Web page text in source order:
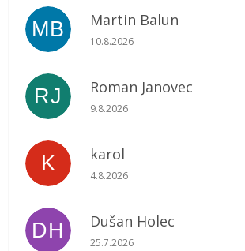
MB Martin Balun
Hodnotenie obchodu je 5 z 5
10.8.2026
RJ Roman Janovec
Hodnotenie obchodu je 5 z 5
9.8.2026
K karol
Hodnotenie obchodu je 5 z 5
4.8.2026
DH Dušan Holec
Hodnotenie obchodu je 5 z 5
25.7.2026